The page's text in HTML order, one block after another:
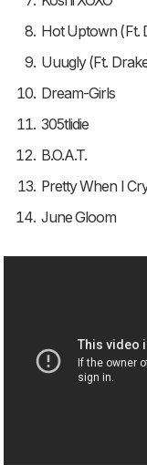
Hot Uptown (Ft.
Uuugly (Ft.
Dream-Girls
305tlidie
B.O.A.T.
Pretty When I
June Gloom